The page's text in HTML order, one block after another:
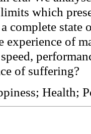
which
complete state
experience of
of suffering?
Health;